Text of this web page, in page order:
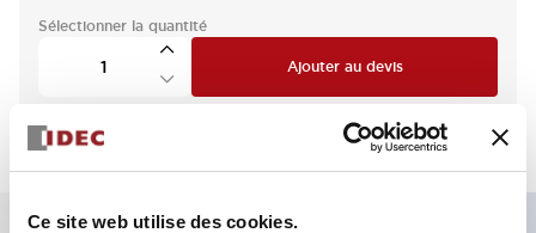
Ce site web utilise des cookies.
Sélectionner la quantité
Ajouter au devis